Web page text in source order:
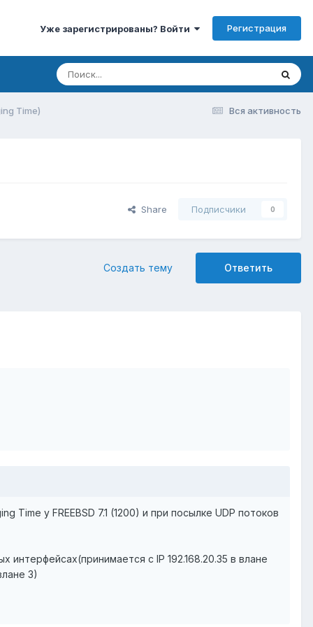
Уже зарегистрированы? Войти Регистрация
Вся активность
Time)
Share Подписчики 0
Ответить
Создать тему
у FREEBSD 7.1 (1200) и при посылке UDP потоков
с IP 192.168.20.35 в влане
3)